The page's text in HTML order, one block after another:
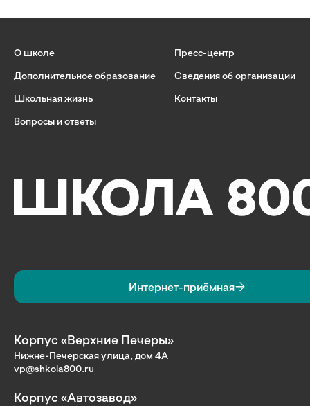
О школе
Дополнительное образование
Школьная жизнь
Вопросы и ответы
Пресс-центр
Сведения об организации
Контакты
Интернет-приёмная
Корпус «Верхние Печеры»
Нижне-Печерская улица, дом 4А
vp@shkola800.ru
Корпус «Автозавод»